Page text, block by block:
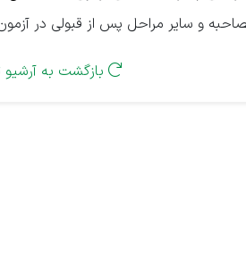
و سایر مراحل پس از قبولی در
 بازگشت به آرشیو